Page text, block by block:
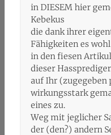
in DIESEM hier
Kebekus
die dank ihrer
Fähigkeiten es
in den fiesen
dieser
auf Ihr (zugegeben
wirkungsstark
eines zu.
Weg mit jeglicher
der (den?) andern